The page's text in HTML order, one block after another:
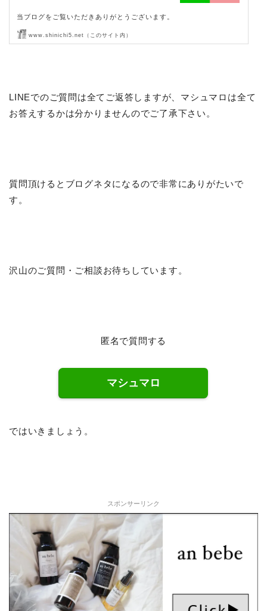
当ブログをご覧いただきありがとうございます。
当ブログでは無料でご質問・ご相談を受付けています。
www.shinichi5.net（このサイト内）
LINEでのご質問は全てご返答しますが、マシュマロは全て
お答えするかは分かりませんのでご了承下さい。
質問頂けるとブログネタになるので非常にありがたいで
す。
沢山のご質問・ご相談お待ちしています。
匿名で質問する
マシュマロ
ではいきましょう。
スポンサーリンク